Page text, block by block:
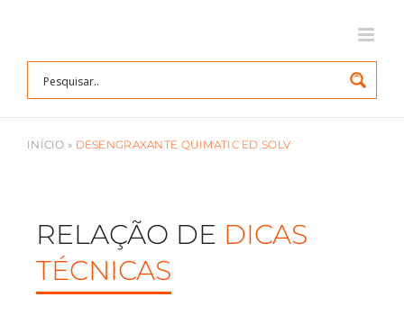
conteúdo
INÍCIO » DESENGRAXANTE QUIMATIC ED SOLV
RELAÇÃO DE DICAS
TÉCNICAS